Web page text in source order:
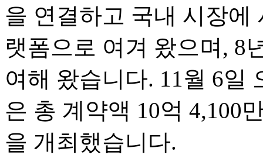
을 연결하고 국내 시장에
랫폼으로 여겨 왔으며, 8
여해 왔습니다. 11월 6일
은 총 계약액 10억 4,100
을 개최했습니다.